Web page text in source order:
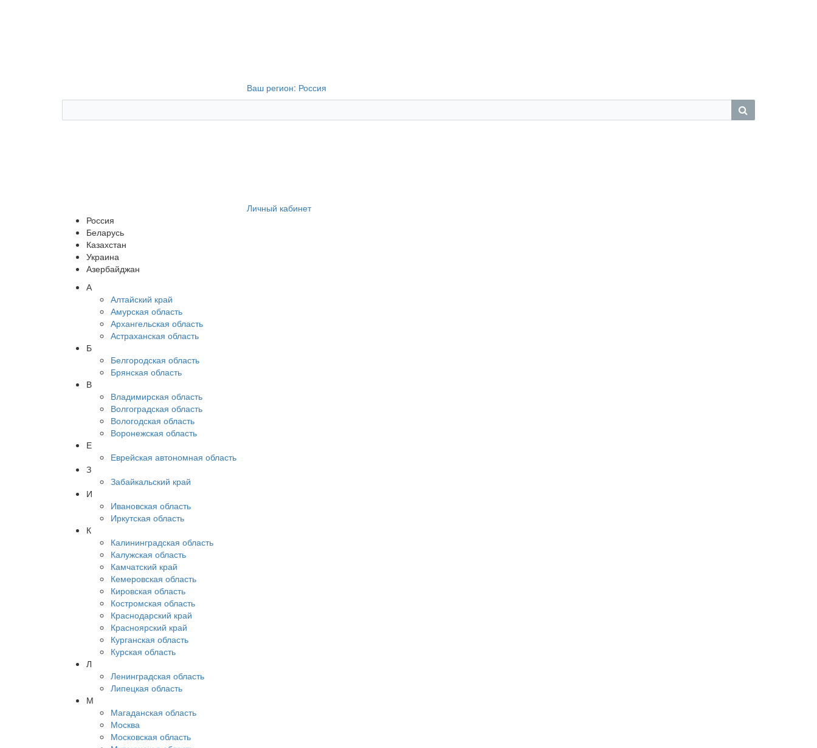
Ваш регион: Россия
Личный кабинет
Россия
Беларусь
Казахстан
Украина
Азербайджан
А
Алтайский край
Амурская область
Архангельская область
Астраханская область
Б
Белгородская область
Брянская область
В
Владимирская область
Волгоградская область
Вологодская область
Воронежская область
Е
Еврейская автономная область
З
Забайкальский край
И
Ивановская область
Иркутская область
К
Калининградская область
Калужская область
Камчатский край
Кемеровская область
Кировская область
Костромская область
Краснодарский край
Красноярский край
Курганская область
Курская область
Л
Ленинградская область
Липецкая область
М
Магаданская область
Москва
Московская область